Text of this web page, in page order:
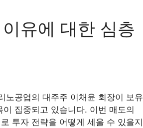
유에 대한 심층
노공업의 대주주 이채윤 회장이 보유
집중되고 있습니다. 이번 매도의
투자 전략을 어떻게 세울 수 있을지